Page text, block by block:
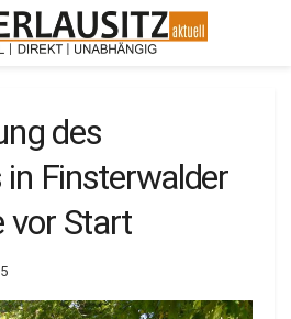
des
in Finsterwalder
vor Start